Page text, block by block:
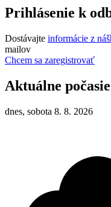
Prihlásenie k
Dostávajte informácie z
mailov
Chcem sa zaregistrovať
Aktuálne počasie
dnes, sobota 8. 8. 2026